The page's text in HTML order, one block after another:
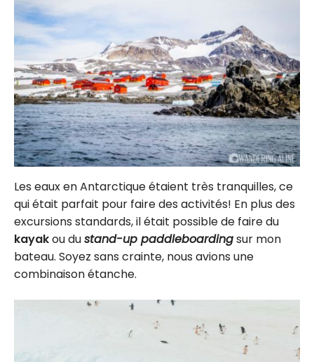
Les eaux en Antarctique étaient très tranquilles, ce
qui était parfait pour faire des activités! En plus des
excursions standards, il était possible de faire du
kayakou dustand-up paddleboardingsur mon
bateau. Soyez sans crainte, nous avions une
combinaison étanche.